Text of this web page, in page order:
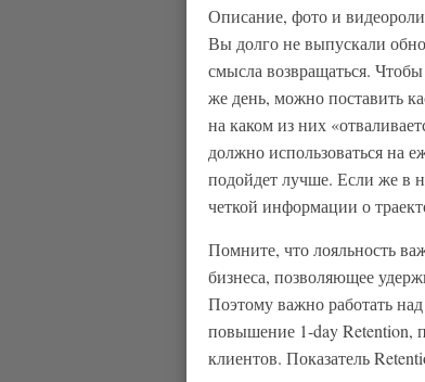
Описание, фото и
Вы долго не выпускали
смысла возвращаться.
же день, можно поставить
на каком из них
должно использоваться на
подойдет лучше. Если же в
четкой информации о
Помните, что лояльность
бизнеса, позволяющее
Поэтому важно работать
повышение 1-day Retention,
клиентов. Показатель